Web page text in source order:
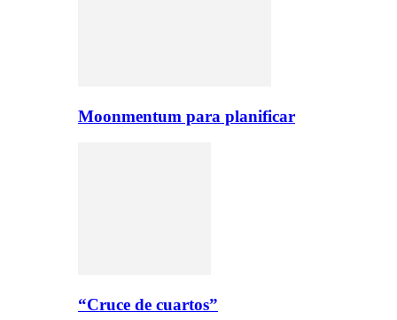
Moonmentum para planificar
“Cruce de cuartos”